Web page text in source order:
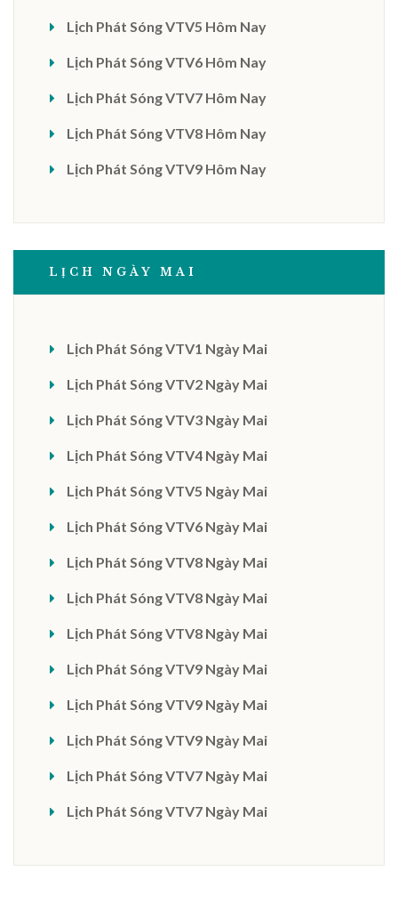
Lịch Phát Sóng VTV5 Hôm Nay
Lịch Phát Sóng VTV6 Hôm Nay
Lịch Phát Sóng VTV7 Hôm Nay
Lịch Phát Sóng VTV8 Hôm Nay
Lịch Phát Sóng VTV9 Hôm Nay
LỊCH NGÀY MAI
Lịch Phát Sóng VTV1 Ngày Mai
Lịch Phát Sóng VTV2 Ngày Mai
Lịch Phát Sóng VTV3 Ngày Mai
Lịch Phát Sóng VTV4 Ngày Mai
Lịch Phát Sóng VTV5 Ngày Mai
Lịch Phát Sóng VTV6 Ngày Mai
Lịch Phát Sóng VTV8 Ngày Mai
Lịch Phát Sóng VTV8 Ngày Mai
Lịch Phát Sóng VTV8 Ngày Mai
Lịch Phát Sóng VTV9 Ngày Mai
Lịch Phát Sóng VTV9 Ngày Mai
Lịch Phát Sóng VTV9 Ngày Mai
Lịch Phát Sóng VTV7 Ngày Mai
Lịch Phát Sóng VTV7 Ngày Mai